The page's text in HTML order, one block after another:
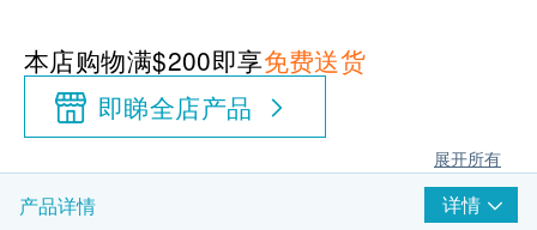
本店购物满$200即享免费送货
即睇全店产品
展开所有
产品详情 详情